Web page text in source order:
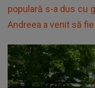
populară s-a dus cu
Andreea a venit să